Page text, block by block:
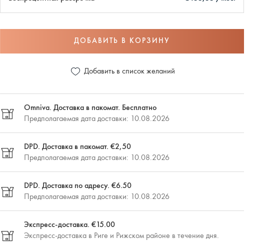
ДОБАВИТЬ В КОРЗИНУ
Добавить в список желаний
Omniva. Доставка в пакомат. Бесплатно
Предполагаемая дата доставки: 10.08.2026
DPD. Доставка в пакомат. €2,50
Предполагаемая дата доставки: 10.08.2026
DPD. Доставка по адресу. €6.50
Предполагаемая дата доставки: 10.08.2026
Экспресс-доставка. €15.00
Экспресс-доставка в Риге и Рижском районе в течение дня.